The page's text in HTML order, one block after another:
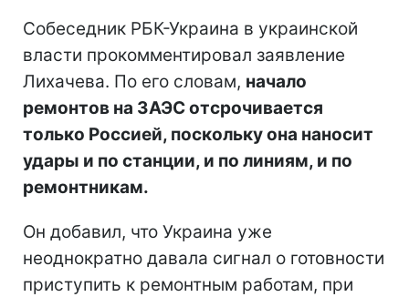
Собеседник РБК-Украина в украинской
власти прокомментировал заявление
Лихачева. По его словам, начало
ремонтов на ЗАЭС отсрочивается
только Россией, поскольку она наносит
удары и по станции, и по линиям, и по
ремонтникам.
Он добавил, что Украина уже
неоднократно давала сигнал о готовности
приступить к ремонтным работам, при